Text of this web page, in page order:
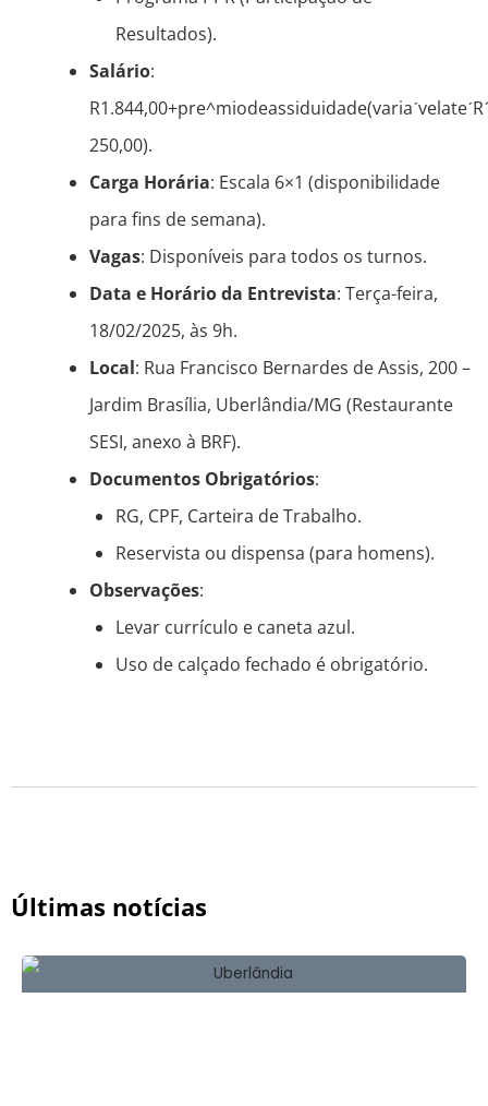
Resultados).
Salário:
250,00).
Carga Horária: Escala 6×1 (disponibilidade
para fins de semana).
Vagas: Disponíveis para todos os turnos.
Data e Horário da Entrevista: Terça-feira,
18/02/2025, às 9h.
Local: Rua Francisco Bernardes de Assis, 200 –
Jardim Brasília, Uberlândia/MG (Restaurante
SESI, anexo à BRF).
Documentos Obrigatórios:
RG, CPF, Carteira de Trabalho.
Reservista ou dispensa (para homens).
Observações:
Levar currículo e caneta azul.
Uso de calçado fechado é obrigatório.
Últimas notícias